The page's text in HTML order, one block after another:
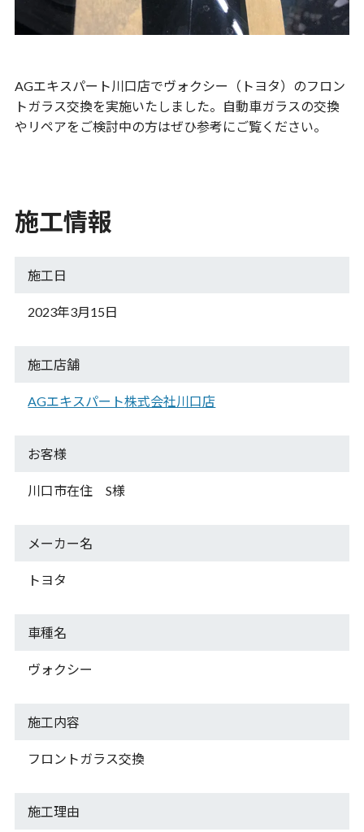
AGエキスパート川口店でヴォクシー（トヨタ）のフロン
トガラス交換を実施いたしました。自動車ガラスの交換
やリペアをご検討中の方はぜひ参考にご覧ください。
施工情報
施工日
2023年3月15日
施工店舗
AGエキスパート株式会社川口店
お客様
川口市在住 S様
メーカー名
トヨタ
車種名
ヴォクシー
施工内容
フロントガラス交換
施工理由